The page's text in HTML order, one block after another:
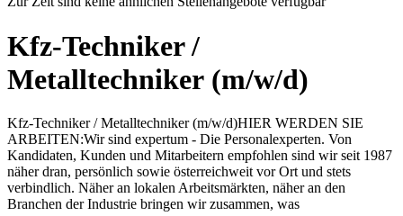
Kfz-Techniker /
Metalltechniker (m/w/d)
Kfz-Techniker / Metalltechniker (m/w/d)HIER WERDEN SIE
ARBEITEN:Wir sind expertum - Die Personalexperten. Von
Kandidaten, Kunden und Mitarbeitern empfohlen sind wir seit 1987
näher dran, persönlich sowie österreichweit vor Ort und stets
verbindlich. Näher an lokalen Arbeitsmärkten, näher an den
Branchen der Industrie bringen wir zusammen, was